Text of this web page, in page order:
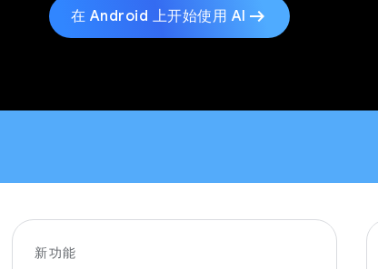
在 Android 上开始使用 AI arrow_right_alt
新功能